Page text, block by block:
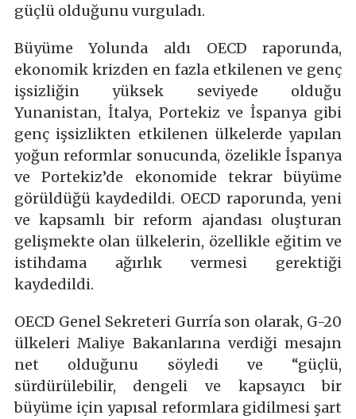
güçlü olduğunu vurguladı.
Büyüme Yolunda aldı OECD raporunda,
ekonomik krizden en fazla etkilenen ve genç
işsizliğin yüksek seviyede olduğu
Yunanistan, İtalya, Portekiz ve İspanya gibi
genç işsizlikten etkilenen ülkelerde yapılan
yoğun reformlar sonucunda, özelikle İspanya
ve Portekiz’de ekonomide tekrar büyüme
görüldüğü kaydedildi. OECD raporunda, yeni
ve kapsamlı bir reform ajandası oluşturan
gelişmekte olan ülkelerin, özellikle eğitim ve
istihdama ağırlık vermesi gerektiği
kaydedildi.
OECD Genel Sekreteri Gurría son olarak, G-20
ülkeleri Maliye Bakanlarına verdiği mesajın
net olduğunu söyledi ve “güçlü,
sürdürülebilir, dengeli ve kapsayıcı bir
büyüme için yapısal reformlara gidilmesi şart